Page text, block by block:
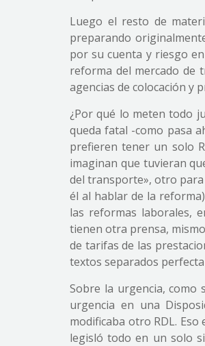
Luego el resto de
preparando
por su cuenta y riesgo
reforma del mercado de
agencias de colocación y
¿Por qué lo meten todo
queda fatal -como pasa
prefieren tener un solo
imaginan que tuvieran
del transporte», otro para
él al hablar de la
las reformas laborales,
tienen otra prensa,
de tarifas de las
textos separados
Sobre la urgencia, como
urgencia en una
modificaba otro RDL.
legisló todo en un solo